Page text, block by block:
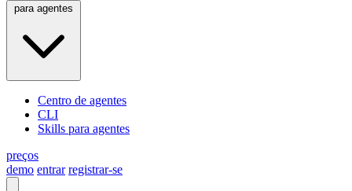
Centro de agentes
CLI
Skills para agentes
preços
demo entrar registrar-se